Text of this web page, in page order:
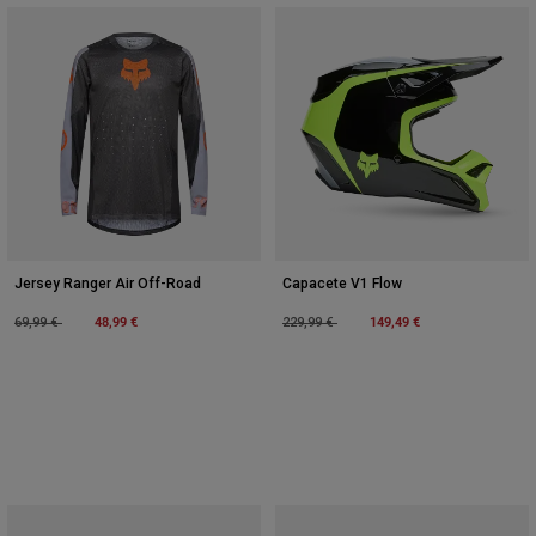
Jersey Ranger Air Off-Road
Price reduced from
69,99 €to 48,99 €
Capacete V1 Flow
Price reduced from
229,99 €to 149,49 €